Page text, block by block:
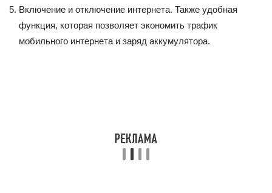
Включение и отключение интернета. Также удобная
функция, которая позволяет экономить трафик
мобильного интернета и заряд аккумулятора.